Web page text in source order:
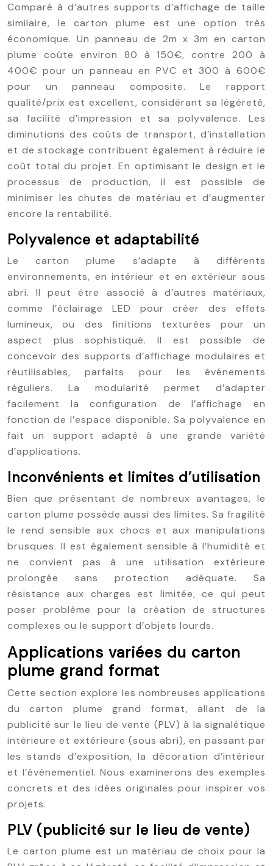
Comparé à d’autres supports d’affichage de taille
similaire, le carton plume est une option très
économique. Un panneau de 2m x 3m en carton
plume coûte environ 80 à 150€, contre 200 à
400€ pour un panneau en PVC et 300 à 600€
pour un panneau composite. Le rapport
qualité/prix est excellent, considérant sa légèreté,
sa facilité d’impression et sa polyvalence. Les
diminutions des coûts de transport, d’installation
et de stockage contribuent également à réduire le
coût total du projet. En optimisant le design et le
processus de production, il est possible de
minimiser les chutes de matériau et d’augmenter
encore la rentabilité.
Polyvalence et adaptabilité
Le carton plume s’adapte à différents
environnements, en intérieur et en extérieur sous
abri. Il peut être associé à d’autres matériaux,
comme l’éclairage LED pour créer des effets
lumineux, ou des finitions texturées pour un
aspect plus sophistiqué. Il est possible de
concevoir des supports d’affichage modulaires et
réutilisables, parfaits pour les événements
réguliers. La modularité permet d’adapter
facilement la configuration de l’affichage en
fonction de l’espace disponible. Sa polyvalence en
fait un support adapté à une grande variété
d’applications.
Inconvénients et limites d’utilisation
Bien que présentant de nombreux avantages, le
carton plume possède aussi des limites. Sa fragilité
le rend sensible aux chocs et aux manipulations
brusques. Il est également sensible à l’humidité et
ne convient pas à une utilisation extérieure
prolongée sans protection adéquate. Sa
résistance aux charges est limitée, ce qui peut
poser problème pour la création de structures
complexes ou le support d’objets lourds.
Applications variées du carton
plume grand format
Cette section explore les nombreuses applications
du carton plume grand format, allant de la
publicité sur le lieu de vente (PLV) à la signalétique
intérieure et extérieure (sous abri), en passant par
les stands d’exposition, la décoration d’intérieur
et l’événementiel. Nous examinerons des exemples
concrets et des idées originales pour inspirer vos
projets.
PLV (publicité sur le lieu de vente)
Le carton plume est un matériau de choix pour la